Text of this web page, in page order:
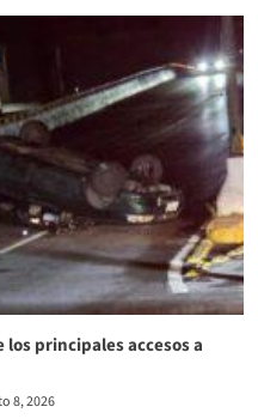
principales accesos a
8, 2026